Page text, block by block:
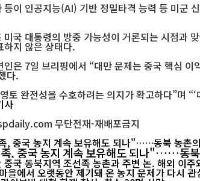
이 인공지능(AI) 기반 정밀타격 능력 등 미군
국 대통령의 방중 가능성이 거론되는 시점과
하지 않은 상태다.
은 7일 브리핑에서 “대만 문제는 중국 핵심
다.
토 완전성을 수호하려는 의지가 확고하다”며
사
무단전재-재배포금지
, 중국 농지 계속 보유해도 되나"……동
동북지역 조선족 농촌과 주변 논. 해외 이주와 인
을에서 오랫동안 제기돼 온 농지 문제가 다시